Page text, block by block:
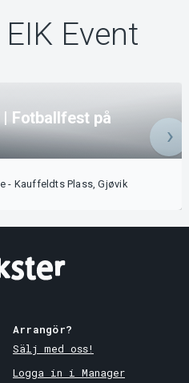
Event
Fotballfest på
- Kauffeldts Plass, Gjøvik
Arrangör?
Sälj med oss!
Logga in i Manager